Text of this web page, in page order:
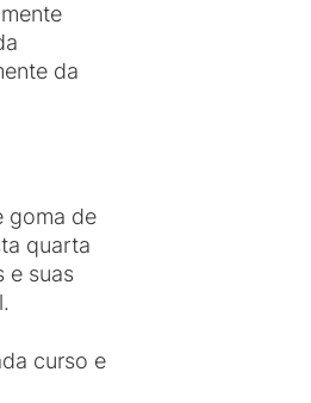
da
goma de
quarta
e suas
curso e